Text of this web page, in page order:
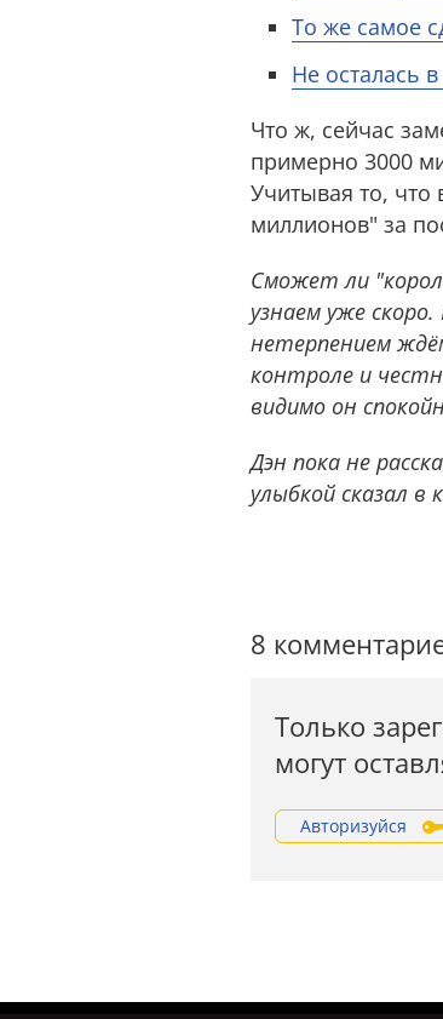
То же самое
Не осталась
Что ж, сейчас
примерно 3000
Учитывая то, что
миллионов" за
Сможет ли
узнаем уже
нетерпением
контроле и
видимо он
Дэн пока не
улыбкой сказал в
8
Только
могут
Авторизуйся